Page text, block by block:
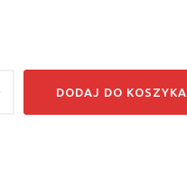
DODAJ DO KOSZYKA